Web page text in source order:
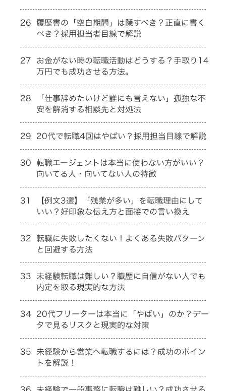
26 履歴書の「空白期間」は隠すべき？正直に書く
べき？採用担当者目線で解説
27 お金がない時の転職活動はどうする？手取り14
万円でも成功させる方法。
28
「仕事辞めたいけど誰にも言えない」孤独な不
安を解消する相談先と対処法
29 20代で転職4回はやばい？採用担当目線で解説
30 転職エージェントは本当に使わない方がいい？
向いてる人・向いてない人の特徴
31
【例文3選】「残業が多い」を転職理由にして
いい？好印象な伝え方と面接での言い換え
32 転職に失敗したくない！よくある失敗パターン
と回避する方法
33 未経験転職は難しい？職歴に自信がない人でも
内定を取る現実的な方法
34 20代フリーターは本当に「やばい」のか？デー
タで見るリスクと現実的な対策
35 未経験から営業へ転職するには？成功のポイン
トを解説！